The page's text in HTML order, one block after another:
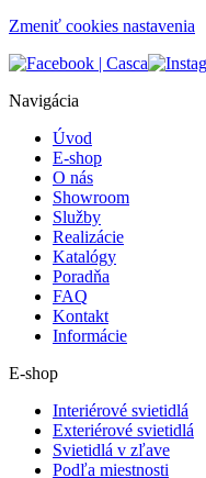
Zmeniť cookies nastavenia
Navigácia
Úvod
E-shop
O nás
Showroom
Služby
Realizácie
Katalógy
Poradňa
FAQ
Kontakt
Informácie
E-shop
Interiérové svietidlá
Exteriérové svietidlá
Svietidlá v zľave
Podľa miestnosti